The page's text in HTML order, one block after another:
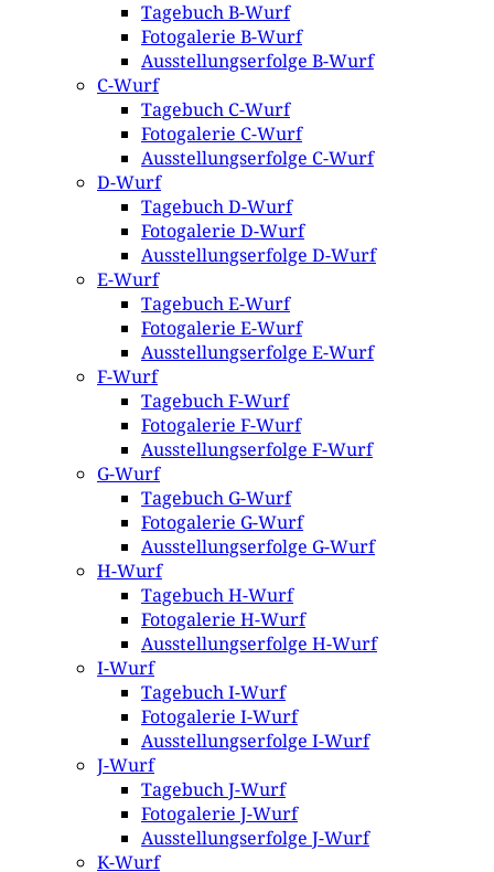
Tagebuch B-Wurf
Fotogalerie B-Wurf
Ausstellungserfolge B-Wurf
C-Wurf
Tagebuch C-Wurf
Fotogalerie C-Wurf
Ausstellungserfolge C-Wurf
D-Wurf
Tagebuch D-Wurf
Fotogalerie D-Wurf
Ausstellungserfolge D-Wurf
E-Wurf
Tagebuch E-Wurf
Fotogalerie E-Wurf
Ausstellungserfolge E-Wurf
F-Wurf
Tagebuch F-Wurf
Fotogalerie F-Wurf
Ausstellungserfolge F-Wurf
G-Wurf
Tagebuch G-Wurf
Fotogalerie G-Wurf
Ausstellungserfolge G-Wurf
H-Wurf
Tagebuch H-Wurf
Fotogalerie H-Wurf
Ausstellungserfolge H-Wurf
I-Wurf
Tagebuch I-Wurf
Fotogalerie I-Wurf
Ausstellungserfolge I-Wurf
J-Wurf
Tagebuch J-Wurf
Fotogalerie J-Wurf
Ausstellungserfolge J-Wurf
K-Wurf